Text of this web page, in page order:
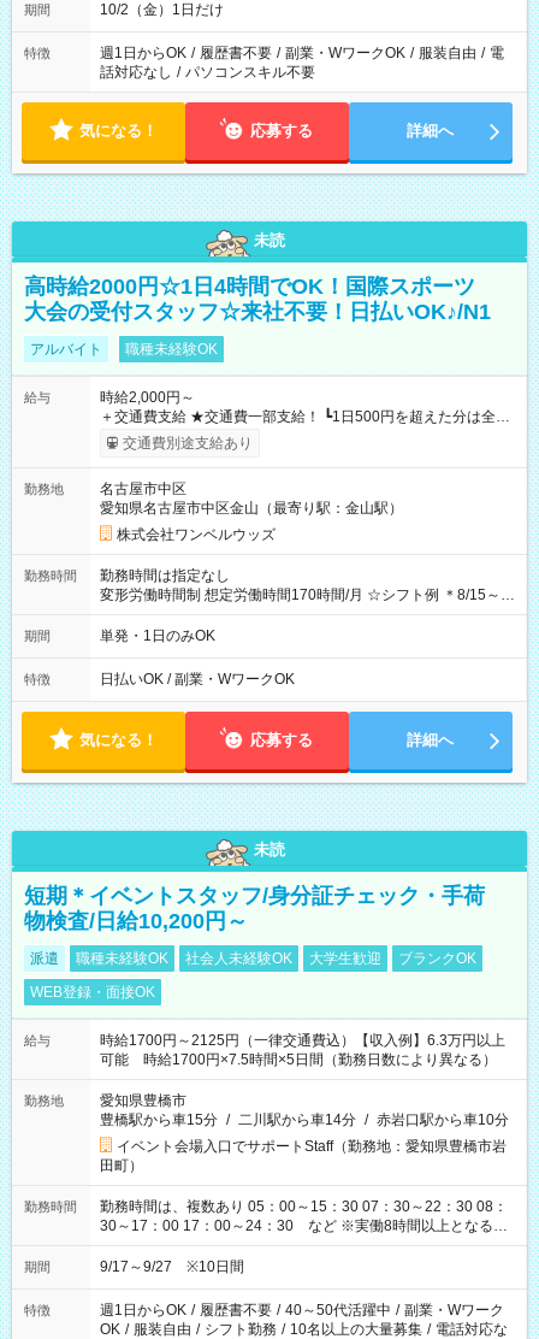
期間 10/2（金）1日だけ
特徴 週1日からOK / 履歴書不要 / 副業・WワークOK / 服装自由 / 電
話対応なし / パソコンスキル不要
気になる！ 応募する 詳細へ
未読
高時給2000円☆1日4時間でOK！国際スポーツ
大会の受付スタッフ☆来社不要！日払いOK♪/N1
アルバイト 職種未経験OK
給与
時給2,000円～
＋交通費支給 ★交通費一部支給！ ┗1日500円を超えた分は全額
支給！ ※往復500円以内の方は自己負担となります ★日払い
OK！（規定あり） ┗働いたその日に現金GET♪ お仕事後はコン
期間なし
交通費別途支給あり
勤務地
名古屋市中区
愛知県名古屋市中区金山（最寄り駅：金山駅）
株式会社ワンベルウッズ
勤務時間
勤務時間は指定なし
変形労働時間制 想定労働時間170時間/月 ☆シフト例 ＊8/15～
10/26 全日共通 08：00～12：00 17：00～21：00 ＊8/31
～9/19のみ下記シフトもあります！ 12：00～16：00 ＊9/6～
00
期間 単発・1日のみOK
特徴 日払いOK / 副業・WワークOK
気になる！ 応募する 詳細へ
未読
短期＊イベントスタッフ/身分証チェック・手荷
物検査/日給10,200円～
派遣 職種未経験OK 社会人未経験OK 大学生歓迎
ブランクOK
WEB登録・面接OK
給与
時給1700円～2125円（一律交通費込）【収入例】6.3万円以上
可能 時給1700円×7.5時間×5日間（勤務日数により異なる）
勤務地
愛知県豊橋市
豊橋駅から車15分 / 二川駅から車14分 / 赤岩口駅から車10分
イベント会場入口でサポートStaff（勤務地：愛知県豊橋市岩
田町）
勤務時間
勤務時間は、複数あり 05：00～15：30 07：30～22：30 08：
30～17：00 17：00～24：30 など ※実働8時間以上となる勤
務もあります。 【休憩】60分+他休憩あり 交替で取得します。
安全面に配慮しこまめな休憩があります。
期間 9/17～9/27 ※10日間
特徴 週1日からOK / 履歴書不要 / 40～50代活躍中 / 副業・Wワーク
OK / 服装自由 / シフト勤務 / 10名以上の大量募集 / 電話対応な